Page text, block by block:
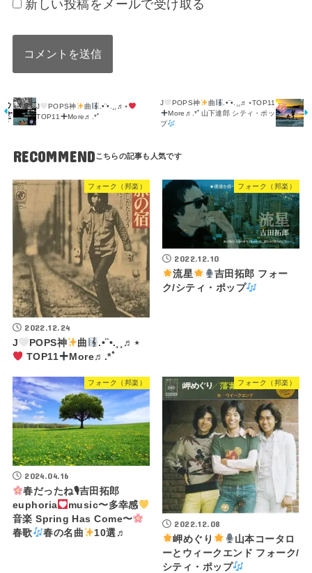
新しい投稿をメールで受け取る
J POPS神 曲
.•¨•.¸¸♬⋆
TOP11
More♬.*ﾟ
J POPS神 曲
.•¨•.¸¸♬⋆TOP11
More♬.*ﾟ山下達郎 シティ・ポッ
プ
RECOMMEND
フォーク（邦楽）
2022.12.24
J
POPS神 曲
.•¨•.¸¸♬⋆
TOP11
More♬.*ﾟ
フォーク（邦楽）
2022.12.10
流星
吉田拓郎 フォー
ク/シティ・ポップ
フォーク（邦楽）
2024.04.16
春だったね🎙吉田拓郎
euphoria
music〜多幸感
音楽 Spring Has Come〜
春歌
春の名曲 10選♬
フォーク（邦楽）
2022.12.08
岬めぐり
山本コータロ
ーとウィークエンド フォーク/
シティ・ポップ